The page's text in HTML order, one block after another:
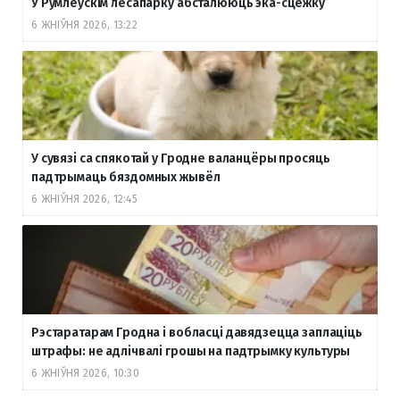
У Румлёўскім лесапарку абсталююць эка-сцежку
6 ЖНІЎНЯ 2026, 13:22
У сувязі са спякотай у Гродне валанцёры просяць
падтрымаць бяздомных жывёл
6 ЖНІЎНЯ 2026, 12:45
Рэстаратарам Гродна і вобласці давядзецца заплаціць
штрафы: не адлічвалі грошы на падтрымку культуры
6 ЖНІЎНЯ 2026, 10:30